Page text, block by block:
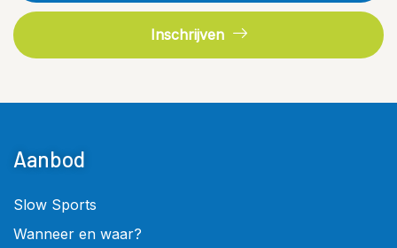
Inschrijven
Aanbod
Slow Sports
Wanneer en waar?